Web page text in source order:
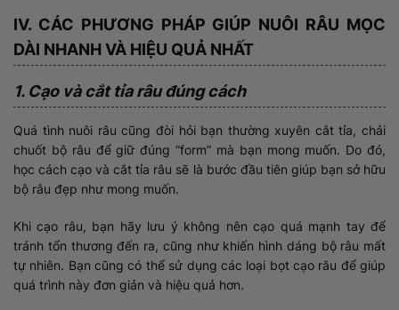
IV. CÁC PHƯƠNG PHÁP GIÚP NUÔI RÂU MỌC
DÀI NHANH VÀ HIỆU QUẢ NHẤT
1. Cạo và cắt tỉa râu đúng cách
Quá tình nuôi râu cũng đòi hỏi bạn thường xuyên cắt tỉa, chải
chuốt bộ râu để giữ đúng “form” mà bạn mong muốn. Do đó,
học cách cạo và cắt tỉa râu sẽ là bước đầu tiên giúp bạn sở hữu
bộ râu đẹp như mong muốn.
Khi cạo râu, bạn hãy lưu ý không nên cạo quá mạnh tay để
tránh tổn thương đến ra, cũng như khiến hình dáng bộ râu mất
tự nhiên. Bạn cũng có thể sử dụng các loại bọt cạo râu để giúp
quá trình này đơn giản và hiệu quả hơn.